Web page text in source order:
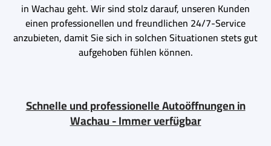
in Wachau geht. Wir sind stolz darauf, unseren Kunden
einen professionellen und freundlichen 24/7-Service
anzubieten, damit Sie sich in solchen Situationen stets gut
aufgehoben fühlen können.
Schnelle und professionelle Autoöffnungen in
Wachau - Immer verfügbar